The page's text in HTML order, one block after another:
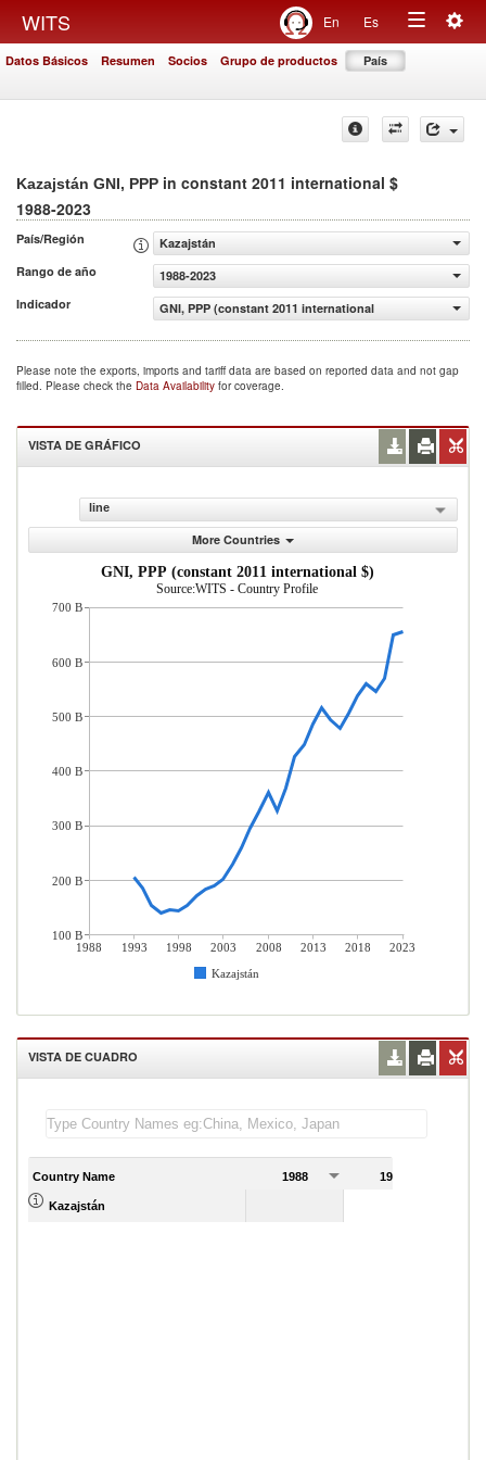
WITS En Es
Toggle
Datos Básicos Resumen Socios Grupo de productos País
Kazajstán GNI, PPP in constant 2011 international $
1988-2023
País/Región
Kazajstán
Rango de año
1988-2023
Indicador
GNI, PPP (constant 2011 international $)
Please note the exports, imports and tariff data are based on reported data and not gap
filled. Please check the Data Availability for coverage.
VISTA DE GRÁFICO
line
More Countries
GNI, PPP (constant 2011 international $)
Source:WITS - Country Profile
1988 1993 1998 2003 2008 2013 2018
2023
Kazajstán
700 B
600 B
500 B
400 B
300 B
200 B
100 B
VISTA DE CUADRO
Country Name 1988 1989
Kazajstán